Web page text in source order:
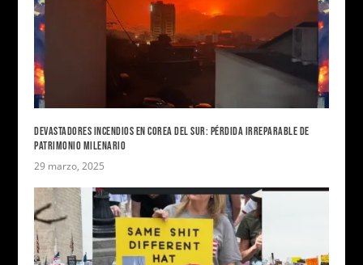
DEVASTADORES INCENDIOS EN COREA DEL SUR: PÉRDIDA IRREPARABLE DE
PATRIMONIO MILENARIO
29 marzo, 2025